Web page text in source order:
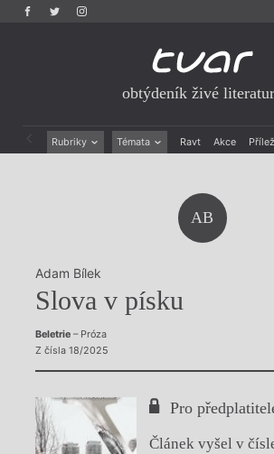
obtýdeník živé
Rubriky Témata Ravt Akce
AB
Adam Bílek
Slova v písku
Beletrie– Próza
Z čísla 18/2025
Pro
Článek vyšel v